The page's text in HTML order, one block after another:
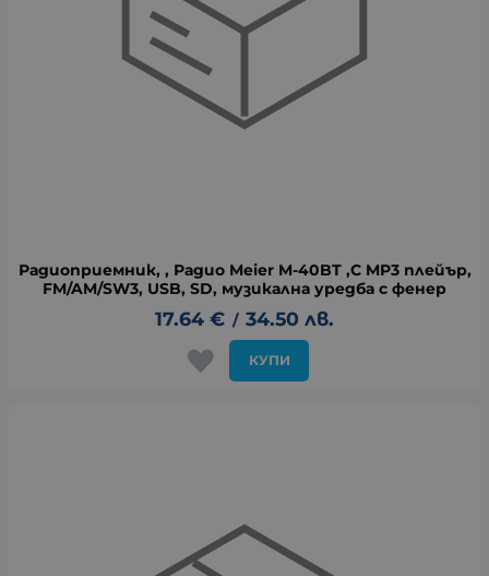
Радиоприемник, , Радио Meier M-40BT ,С MP3 плейър,
FM/AM/SW3, USB, SD, музикална уредба с фенер
17.64 € / 34.50 лв.
КУПИ